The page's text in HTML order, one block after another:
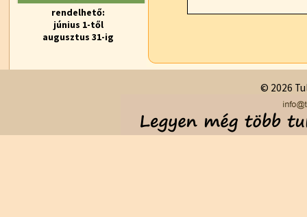
rendelhető:
június 1-től
augusztus 31-ig
© 2026